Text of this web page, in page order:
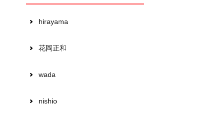
hirayama
花岡正和
wada
nishio